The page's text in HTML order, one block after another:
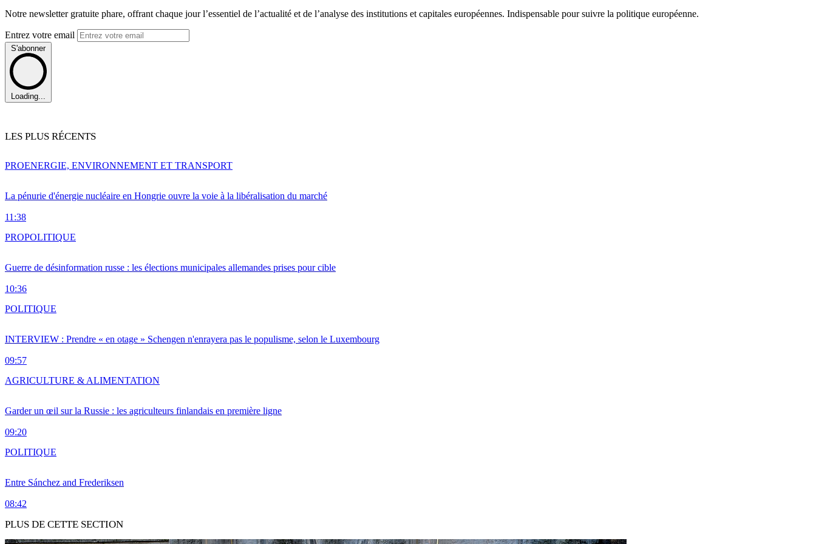
Notre newsletter gratuite phare, offrant chaque jour l’essentiel de l’actualité et de l’analyse des institutions et capitales européennes. Indispensable pour suivre la politique européenne.
Entrez votre email
S'abonner
Loading...
LES PLUS RÉCENTS
La pénurie d'énergie nucléaire en Hongrie ouvre la voie à la libéralisation du marché
11:38
PROENERGIE, ENVIRONNEMENT ET TRANSPORT
Guerre de désinformation russe : les élections municipales allemandes prises pour cible
10:36
PROPOLITIQUE
INTERVIEW : Prendre « en otage » Schengen n'enrayera pas le populisme, selon le Luxembourg
09:57
POLITIQUE
Garder un œil sur la Russie : les agriculteurs finlandais en première ligne
09:20
AGRICULTURE & ALIMENTATION
Entre Sánchez and Frederiksen
08:42
POLITIQUE
PLUS DE CETTE SECTION